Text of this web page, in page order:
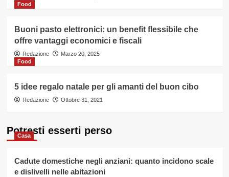
Food
Buoni pasto elettronici: un benefit flessibile che
offre vantaggi economici e fiscali
Redazione
Marzo 20, 2025
Food
5 idee regalo natale per gli amanti del buon cibo
Redazione Ottobre 31, 2021
Potresti esserti perso
Casa
Cadute domestiche negli anziani: quanto incidono scale
e dislivelli nelle abitazioni